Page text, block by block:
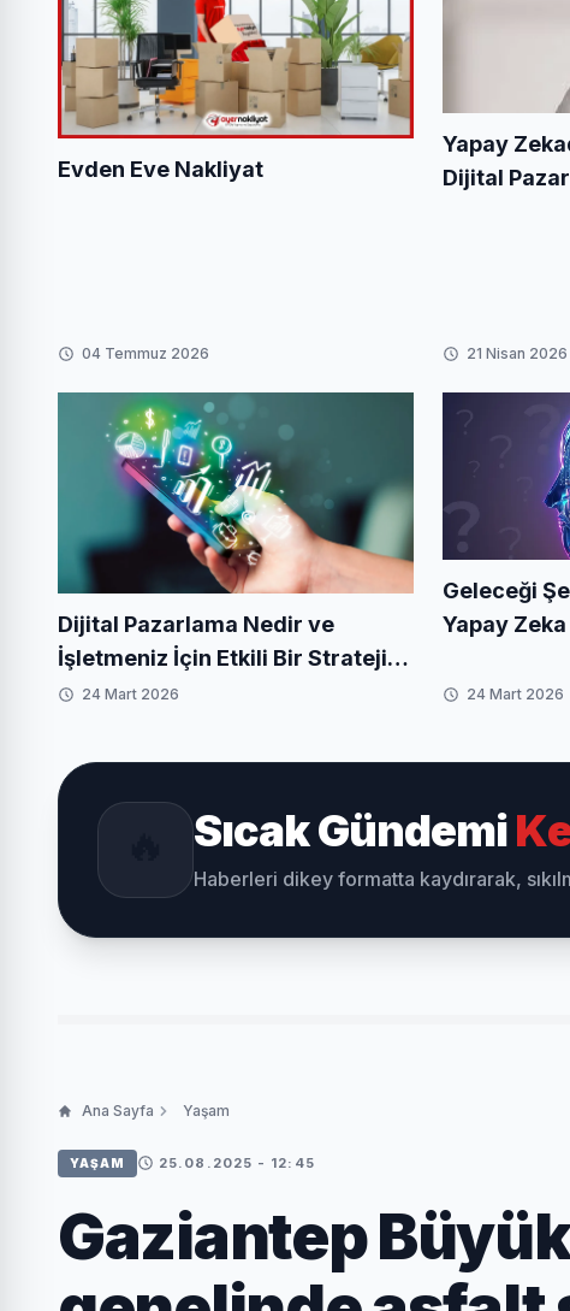
Evden Eve Nakliyat
04 Temmuz 2026
Yapay
Dijital
21 Nisan 2026
Dijital Pazarlama Nedir ve
İşletmeniz İçin Etkili Bir Strateji
Nasıl Oluşturulur?
24 Mart 2026
Geleceği
Yapay
24 Mart 2026
Sıcak Gündemi
Haberleri dikey formatta kaydırarak,
Ana Sayfa Yaşam
YAŞAM 25.08.2025 - 12:45
Gaziantep